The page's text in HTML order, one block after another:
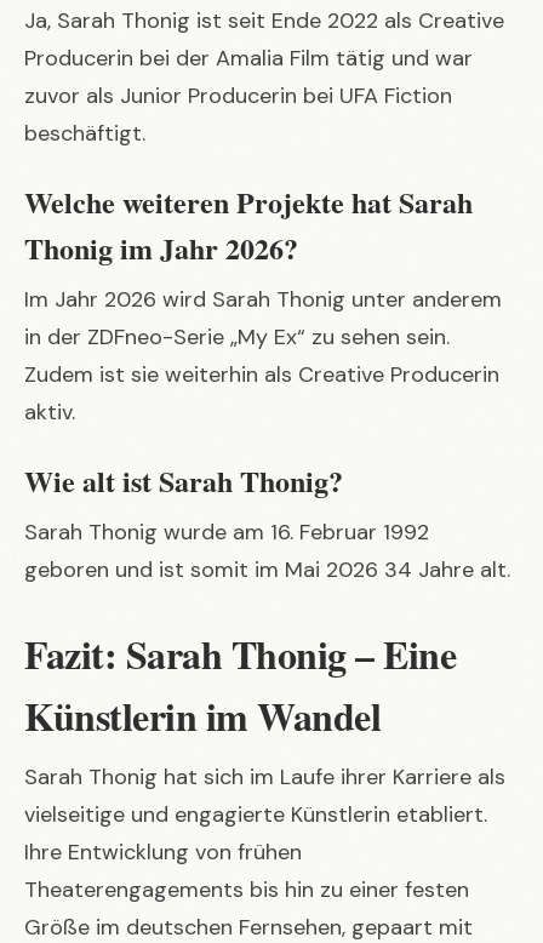
Ja, Sarah Thonig ist seit Ende 2022 als Creative
Producerin bei der Amalia Film tätig und war
zuvor als Junior Producerin bei UFA Fiction
beschäftigt.
Welche weiteren Projekte hat Sarah
Thonig im Jahr 2026?
Im Jahr 2026 wird Sarah Thonig unter anderem
in der ZDFneo-Serie „My Ex“ zu sehen sein.
Zudem ist sie weiterhin als Creative Producerin
aktiv.
Wie alt ist Sarah Thonig?
Sarah Thonig wurde am 16. Februar 1992
geboren und ist somit im Mai 2026 34 Jahre alt.
Fazit: Sarah Thonig – Eine
Künstlerin im Wandel
Sarah Thonig hat sich im Laufe ihrer Karriere als
vielseitige und engagierte Künstlerin etabliert.
Ihre Entwicklung von frühen
Theaterengagements bis hin zu einer festen
Größe im deutschen Fernsehen, gepaart mit